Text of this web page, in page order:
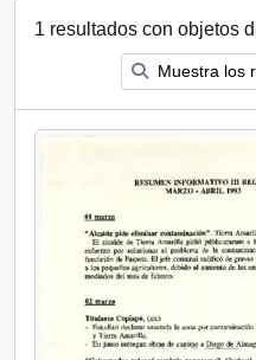
1 resultados con objetos
Muestra los